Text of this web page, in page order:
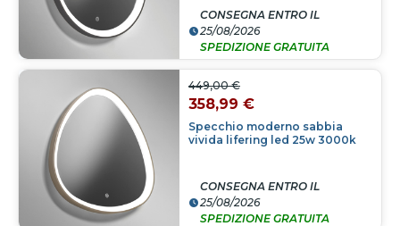
CONSEGNA ENTRO IL
25/08/2026
SPEDIZIONE GRATUITA
Specchio moderno sabbia
vivida lifering led 25w 3000k
449,00 €
358,99 €
CONSEGNA ENTRO IL
25/08/2026
SPEDIZIONE GRATUITA